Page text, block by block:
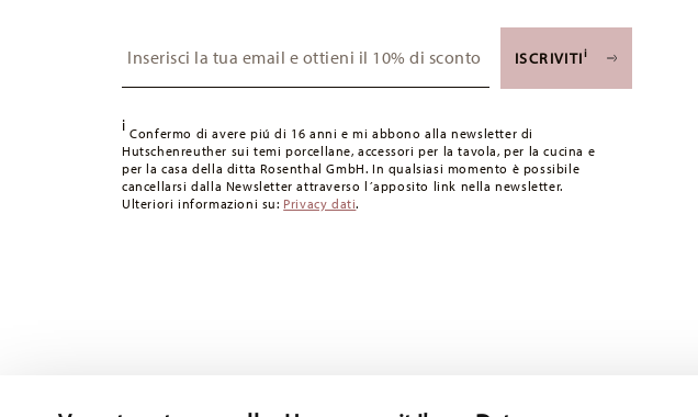
ISCRIVITIi
i Confermo di avere piú di 16 anni e mi abbono alla newsletter di
Hutschenreuther sui temi porcellane, accessori per la tavola, per la cucina e
per la casa della ditta Rosenthal GmbH. In qualsiasi momento è possibile
cancellarsi dalla Newsletter attraverso l´apposito link nella newsletter.
Ulteriori informazioni su: Privacy dati.